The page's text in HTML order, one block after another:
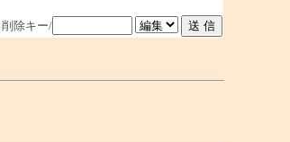
削除キー/